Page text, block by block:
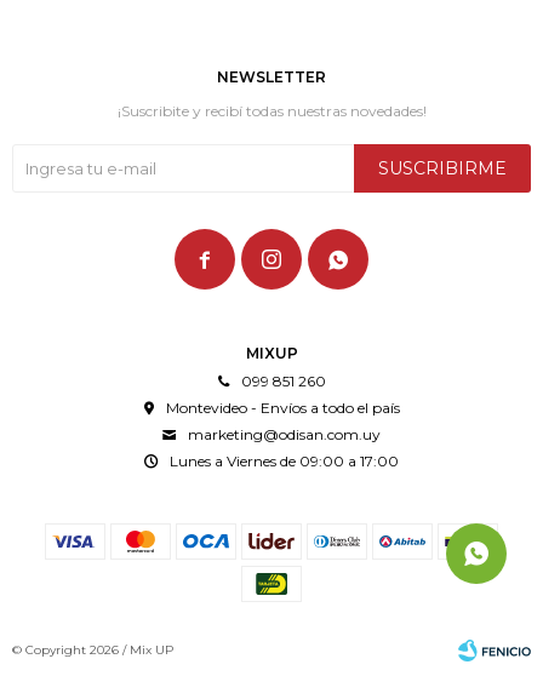
MIXUP
099 851 260
Montevideo - Envíos a todo el país
marketing@odisan.com.uy
Lunes a Viernes de 09:00 a 17:00
NEWSLETTER
¡Suscribite y recibí todas nuestras novedades!
SUSCRIBIRME
  
© Copyright 2026 / Mix UP